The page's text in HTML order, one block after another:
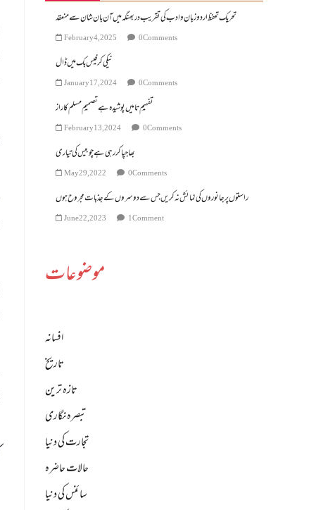
تحریک تحفظ اردو زبان و ادب کی تقریب دربھنگہ میں آن بان شان سے منعقد
February 4, 2025 0 Comments
نیکی کر فیس بک میں ڈال
January 17, 2024 0 Comments
تفہیمِ تا میں پوشیدہ ہے تصمیمِ مسلم کا راز
February 13, 2024 0 Comments
بھاجپا کر رہی ہے چوبیس کی تیاری
May 29, 2022 0 Comments
راستوں پر جانوروں کی نمائش نہ کریں جس سے دوسروں کے جذبات مجروح ہوں
June 22, 2023 1 Comment
موضوعات
افسانہ
تاریخ
تازہ ترین
تبصرہ نگاری
تجارت کی دنیا
حالات حاضرہ
سائنس کی دنیا